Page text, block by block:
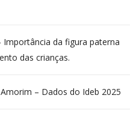
Importância da figura paterna
das crianças.
– Dados do Ideb 2025